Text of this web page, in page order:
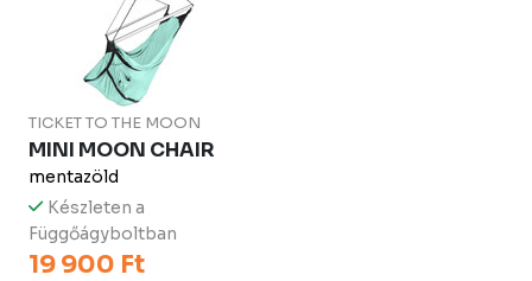
TICKET TO THE MOON
MINI MOON CHAIR
mentazöld
Készleten a
Függőágyboltban
19 900 Ft